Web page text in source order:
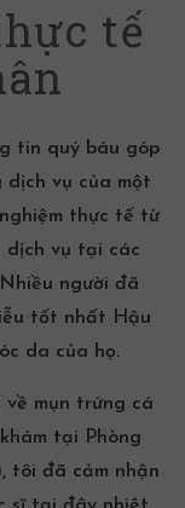
tế
tin quý báu góp
dịch vụ của một
thực tế từ
dịch vụ tại các
người đã
tốt nhất Hậu
da của họ.
về mụn trứng cá
tại Phòng
tôi đã cảm nhận